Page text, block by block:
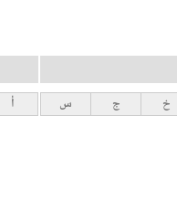
خ ج س أ